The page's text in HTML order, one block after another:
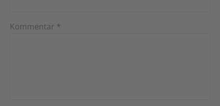
Kommentar *